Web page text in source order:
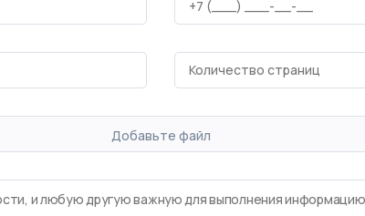
Добавьте файл